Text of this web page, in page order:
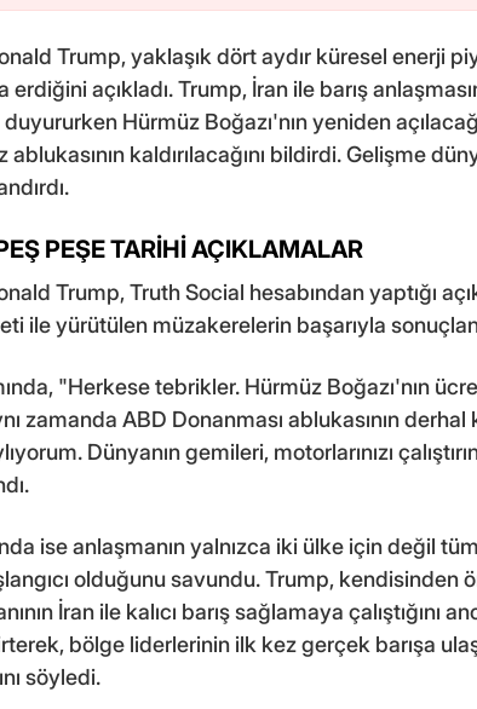
Trump, yaklaşık dört aydır küresel enerji
erdiğini açıkladı. Trump, İran ile barış
duyururken Hürmüz Boğazı'nın yeniden
ablukasının kaldırılacağını bildirdi. Gelişme
PEŞE TARİHİ AÇIKLAMALAR
Trump, Truth Social hesabından yaptığı
ile yürütülen müzakerelerin başarıyla
"Herkese tebrikler. Hürmüz Boğazı'nın
zamanda ABD Donanması ablukasının derhal
Dünyanın gemileri, motorlarınızı
ise anlaşmanın yalnızca iki ülke için değil
olduğunu savundu. Trump, kendisinden
İran ile kalıcı barış sağlamaya çalıştığını
bölge liderlerinin ilk kez gerçek barışa
söyledi.